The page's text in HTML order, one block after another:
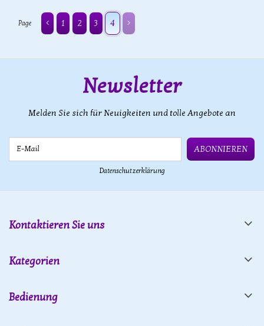
Page 1 2 3 4
Newsletter
Melden Sie sich für Neuigkeiten und tolle Angebote an
ABONNIEREN
Datenschutzerklärung
Kontaktieren Sie uns
Kategorien
Bedienung